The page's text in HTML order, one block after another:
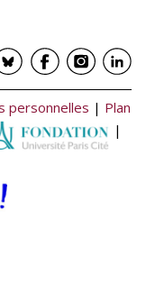
personnelles | Plan
|